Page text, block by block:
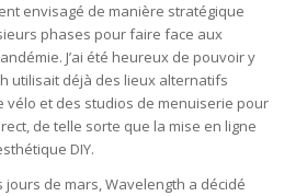
envisagé de manière stratégique
phases pour faire face aux
J’ai été heureux de pouvoir y
utilisait déjà des lieux alternatifs
vélo et des studios de menuiserie pour
de telle sorte que la mise en ligne
DIY.
de mars, Wavelength a décidé